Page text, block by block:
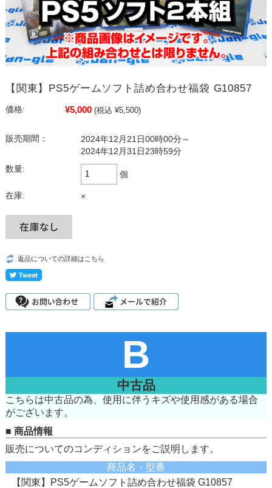
【関東】PS5ゲームソフト詰め合わせ福袋 G10857
価格: ¥5,000 (税込 ¥5,500)
販売期間：
2024年12月21日00時00分～
2024年12月31日23時59分
数量:
個
在庫: ×
返品についての詳細はこちら
B
中古品
こちらは中古品の為、使用に伴うキズや使用感がある場合
がございます。
■ 商品情報
販売についてのコンディションをご説明します。
商品名・型番
【関東】PS5ゲームソフト詰め合わせ福袋 G10857